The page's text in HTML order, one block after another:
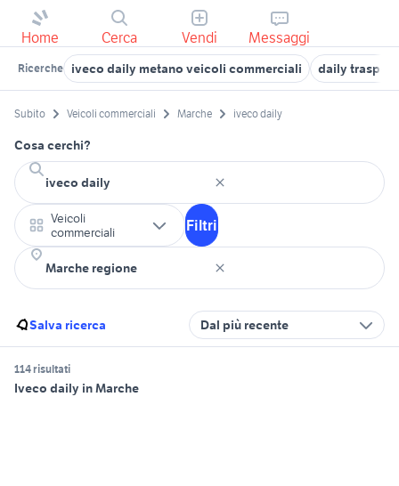
Home Cerca Vendi Messaggi
Ricerche iveco daily metano veicoli commerciali daily
Subito Veicoli commerciali Marche iveco daily
Cosa cerchi?
Veicoli
commerciali
Filtri
Salva ricerca Dal più recente
114 risultati
Iveco daily in Marche